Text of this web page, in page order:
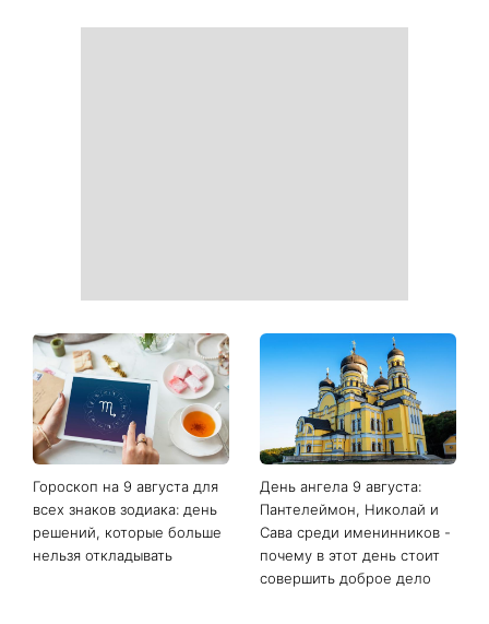
Гороскоп на 9 августа для
всех знаков зодиака: день
решений, которые больше
нельзя откладывать
День ангела 9 августа:
Пантелеймон, Николай и
Сава среди именинников -
почему в этот день стоит
совершить доброе дело